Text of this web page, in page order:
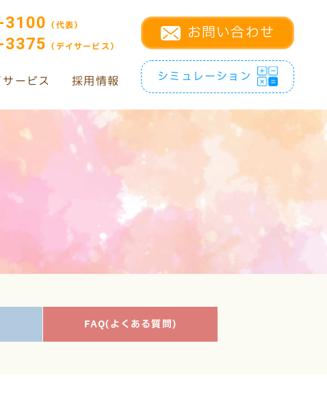
（代表）
（デイサービス）
ービス 採用情報
お問い合わせ
シミュレーション
FAQ(よくある質問)